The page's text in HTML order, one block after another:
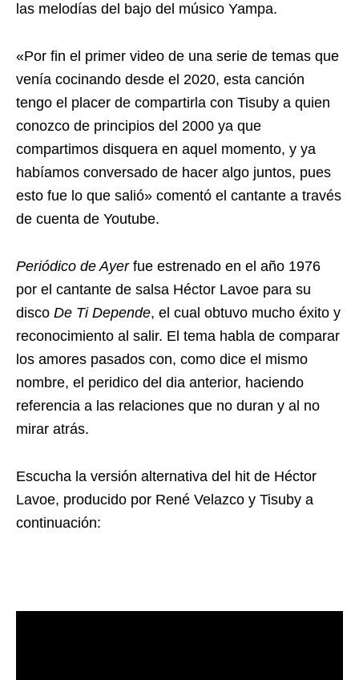
las melodías del bajo del músico Yampa.
«Por fin el primer video de una serie de temas que
venía cocinando desde el 2020, esta canción
tengo el placer de compartirla con Tisuby a quien
conozco de principios del 2000 ya que
compartimos disquera en aquel momento, y ya
habíamos conversado de hacer algo juntos, pues
esto fue lo que salió» comentó el cantante a través
de cuenta de Youtube.
Periódico de Ayerfue estrenado en el año 1976
por el cantante de salsa Héctor Lavoe para su
disco De Ti Depende, el cual obtuvo mucho éxito y
reconocimiento al salir. El tema habla de comparar
los amores pasados con, como dice el mismo
nombre, el peridico del dia anterior, haciendo
referencia a las relaciones que no duran y al no
mirar atrás.
Escucha la versión alternativa del hit de Héctor
Lavoe, producido por René Velazco y Tisuby a
continuación: